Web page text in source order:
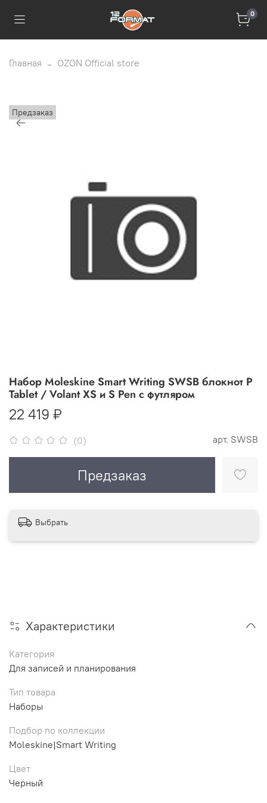
0
Главная OZON Official store
Предзаказ
(0) арт. SWSB
Набор Moleskine Smart Writing SWSB блокнот P
Tablet / Volant XS и S Pen c футляром
22 419 ₽
Предзаказ
Выбрать
Характеристики
Категория
Для записей и планирования
Тип товара
Наборы
Подбор по коллекции
Moleskine|Smart Writing
Цвет
Черный